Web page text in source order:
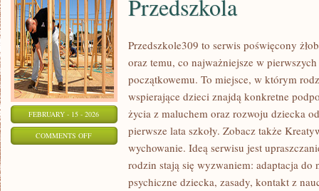
FEBRUARY - 15 - 2026
COMMENTS OFFON
PRZEDSZKOLA
Przedszkola
Przedszkole309 to serwis poświęcony
oraz temu, co najważniejsze w
początkowemu. To miejsce, w którym
wspierające dzieci znajdą konkretne
życia z maluchem oraz rozwoju dziecka
pierwsze lata szkoły. Zobacz także
wychowanie. Ideą serwisu jest
rodzin stają się wyzwaniem: adaptacja do
psychiczne dziecka, zasady, kontakt z